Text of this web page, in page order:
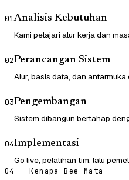
01Analisis Kebutuhan
Kami pelajari alur kerja dan
02Perancangan Sistem
Alur, basis data, dan
03Pengembangan
Sistem dibangun bertahap
04Implementasi
Go live, pelatihan tim, lalu
04 — Kenapa Bee Mata